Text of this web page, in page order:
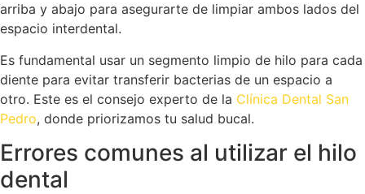
arriba y abajo para asegurarte de limpiar ambos lados del
espacio interdental.
Es fundamental usar un segmento limpio de hilo para cada
diente para evitar transferir bacterias de un espacio a
otro. Este es el consejo experto de la Clínica Dental San
Pedro, donde priorizamos tu salud bucal.
Errores comunes al utilizar el hilo
dental